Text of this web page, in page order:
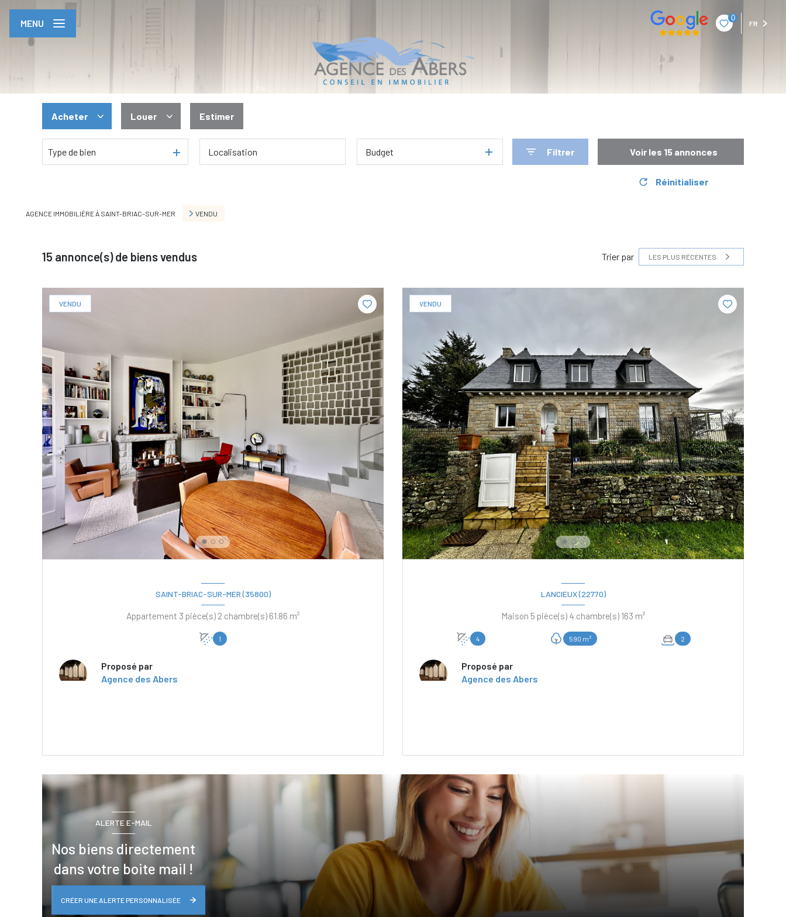
0
FR
MENU
Acheter
De l'ancien
Louer
En saisonnier
Estimer
Type de bien Budget Filtrer Voir les 15 annonces
Réinitialiser
AGENCE IMMOBILIÈRE À SAINT-BRIAC-SUR-MER VENDU
15 annonce(s) de biens vendus Trier par LES PLUS RÉCENTES
VENDU
SAINT-BRIAC-SUR-MER (35800)
Appartement 3 pièce(s) 2 chambre(s) 61.86 m²
1
Proposé par
Agence des Abers
VENDU
LANCIEUX (22770)
Maison 5 pièce(s) 4 chambre(s) 163 m²
4 590 m² 2
Proposé par
Agence des Abers
ALERTE E-MAIL
Nos biens directement
dans votre boite mail !
CRÉER UNE ALERTE PERSONNALISÉE